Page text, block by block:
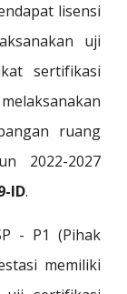
lisensi
uji
sertifikasi
ruang
2022-2027
ID.
- P1 (Pihak
memiliki